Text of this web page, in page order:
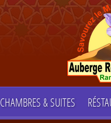
CHAMBRES & SUITES